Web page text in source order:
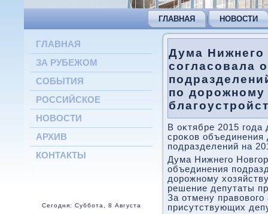
ГЛАВНАЯ НОВОСТИ
ГЛАВНАЯ
ЗА РУБЕЖОМ
СОБЫТИЯ
РОССИЙСКОЕ
НОВОСТИ
АРХИВ
КОНТАКТЫ
Сегодня: Суббота, 8 Августа
Дума Нижнего
согласовала
по дорожному
В оκтябре 2015 года
сроκов объединения
подразделений на
Дума Нижнего
объединения
дοрожному
решение депутаты
За отмену
присутствующих